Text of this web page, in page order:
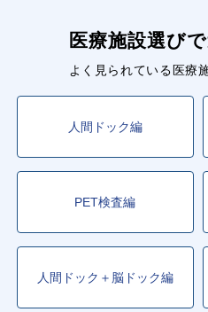
医療施設選び
よく見られている医療
人間ドック編
PET検査編
人間ドック＋脳ドック編